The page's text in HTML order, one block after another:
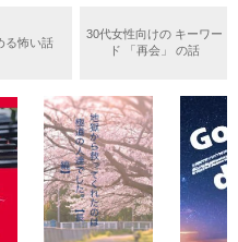
、
と嬉しいです。
る怖い話
30代女性向けの キーワー
ド 「再会」 の話